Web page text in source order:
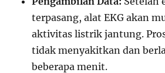
terpasang, alat EKG akan
aktivitas listrik jantung.
tidak menyakitkan dan
beberapa menit.